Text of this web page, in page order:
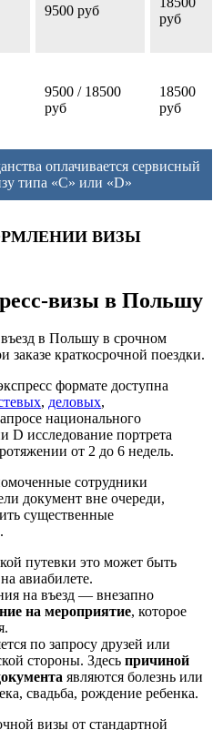
9500 руб
руб
9500 / 18500
руб
18500
руб
оплачивается сервисный
типа «C» или «D»
ВИЗЫ
визы в Польшу
в Польшу в срочном
заказе краткосрочной поездки.
формате доступна
, деловых,
национального
D исследование портрета
от 2 до 6 недель.
сотрудники
документ вне очереди,
существенные
путевки это может быть
на авиабилете.
на въезд — внезапно
на мероприятие, которое
по запросу друзей или
стороны. Здесь причиной
являются болезнь или
свадьба, рождение ребенка.
визы от стандартной